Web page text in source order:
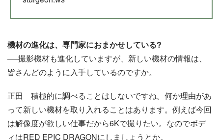
機材の進化は、専門家におまかせしている?
──撮影機材も進化していますが、新しい機材の情報は、
皆さんどのように入手しているのですか。
正田 積極的に調べることはしないですね。何か理由があ
って新しい機材を取り入れることはあります。例えば今回
は解像度が欲しい仕事だから6Kで撮りたい。なのでボデ
ィはRED EPIC DRAGONにしましょうとか。